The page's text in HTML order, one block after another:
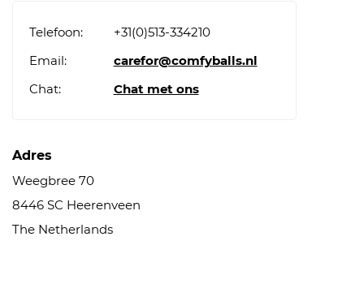
Telefoon:
Email:
Chat:
+31(0)513-334210
carefor@comfyballs.nl
Chat met ons
Adres
Weegbree 70
8446 SC Heerenveen
The Netherlands